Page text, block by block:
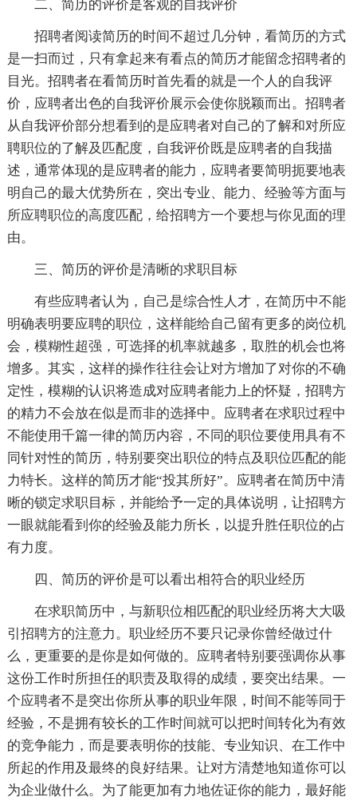
二、简历的评价是客观的自我评价
招聘者阅读简历的时间不超过几分钟，看简历的方式
是一扫而过，只有拿起来有看点的简历才能留念招聘者的
目光。招聘者在看简历时首先看的就是一个人的自我评
价，应聘者出色的自我评价展示会使你脱颖而出。招聘者
从自我评价部分想看到的是应聘者对自己的了解和对所应
聘职位的了解及匹配度，自我评价既是应聘者的自我描
述，通常体现的是应聘者的能力，应聘者要简明扼要地表
明自己的最大优势所在，突出专业、能力、经验等方面与
所应聘职位的高度匹配，给招聘方一个要想与你见面的理
由。
三、简历的评价是清晰的求职目标
有些应聘者认为，自己是综合性人才，在简历中不能
明确表明要应聘的职位，这样能给自己留有更多的岗位机
会，模糊性超强，可选择的机率就越多，取胜的机会也将
增多。其实，这样的操作往往会让对方增加了对你的不确
定性，模糊的认识将造成对应聘者能力上的怀疑，招聘方
的精力不会放在似是而非的选择中。应聘者在求职过程中
不能使用千篇一律的简历内容，不同的职位要使用具有不
同针对性的简历，特别要突出职位的特点及职位匹配的能
力特长。这样的简历才能“投其所好”。应聘者在简历中清
晰的锁定求职目标，并能给予一定的具体说明，让招聘方
一眼就能看到你的经验及能力所长，以提升胜任职位的占
有力度。
四、简历的评价是可以看出相符合的职业经历
在求职简历中，与新职位相匹配的职业经历将大大吸
引招聘方的注意力。职业经历不要只记录你曾经做过什
么，更重要的是你是如何做的。应聘者特别要强调你从事
这份工作时所担任的职责及取得的成绩，要突出结果。一
个应聘者不是突出你所从事的职业年限，时间不能等同于
经验，不是拥有较长的工作时间就可以把时间转化为有效
的竞争能力，而是要表明你的技能、专业知识、在工作中
所起的作用及最终的良好结果。让对方清楚地知道你可以
为企业做什么。为了能更加有力地佐证你的能力，最好能